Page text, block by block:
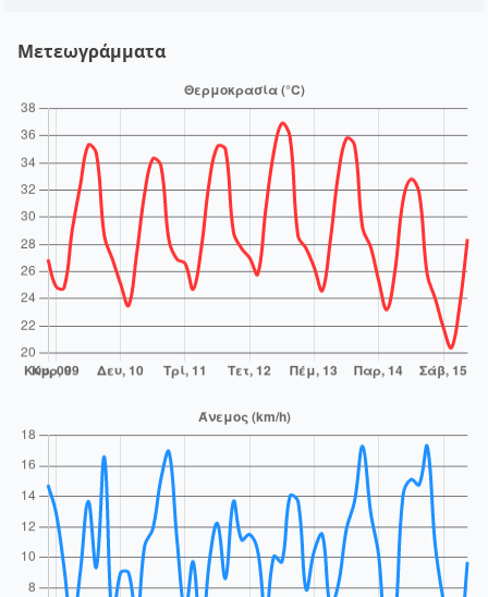
Μετεωγράμματα